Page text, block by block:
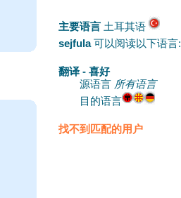
主要语言 ‎土耳其语
sejfula可以阅读以下语言:
翻译 - 喜好
源语言 所有语言
目的语言
找不到匹配的用户